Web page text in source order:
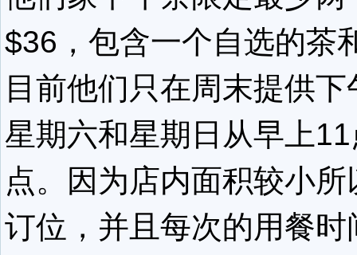
$36，包含一个自选的茶
目前他们只在周末提供
星期六和星期日从早上
点。因为店内面积较小
订位，并且每次的用餐时